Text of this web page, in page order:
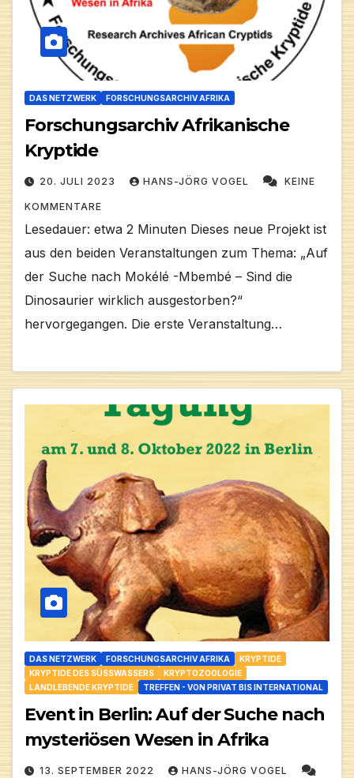
DAS NETZWERK FORSCHUNGSARCHIV AFRIKA
Forschungsarchiv Afrikanische
Kryptide
20. JULI 2023 HANS-JÖRG VOGEL KEINE
KOMMENTARE
Lesedauer: etwa 2 Minuten Dieses neue Projekt ist
aus den beiden Veranstaltungen zum Thema: „Auf
der Suche nach Mokélé -Mbembé – Sind die
Dinosaurier wirklich ausgestorben?“
hervorgegangen. Die erste Veranstaltung…
DAS NETZWERK FORSCHUNGSARCHIV AFRIKA
KRYPTIDE
KRYPTIDE DES SÜSSWASSERS
KRYPTOZOOLOGIE
LANDLEBENDE KRYPTIDE
TREFFEN - VON PRIVAT BIS INTERNATIONAL
Event in Berlin: Auf der Suche nach
mysteriösen Wesen in Afrika
13. SEPTEMBER 2022 HANS-JÖRG VOGEL